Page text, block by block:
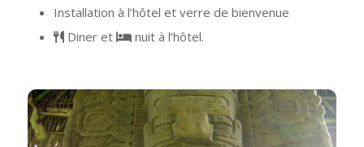
Installation à l’hôtel et verre de bienvenue
Diner et
nuit à l’hôtel.